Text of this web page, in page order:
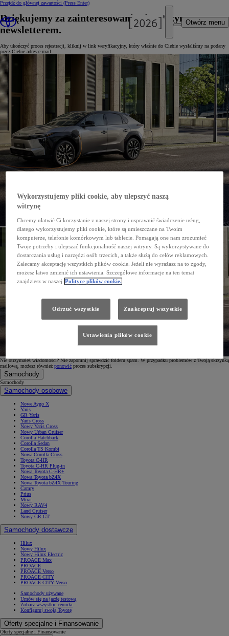
Przejdź do głównej zawartości (Press Enter)
Otwórz menu
Dziękujemy za zainteresowanie się naszym
newsletterem.
Aby ukończyć proces rejestracji, kliknij w link weryfikacyjny, który właśnie do Ciebie wysłaliśmy na podany
przez Ciebie adres e-mail.
Nie otrzymałeś wiadomości? Nie zapomnij sprawdzić folderu spam. W przypadku problemów z Twoją skrzynką
mailową, możesz również ponowić proces subskrypcji.
Samochody
Samochody
Samochody osobowe
Nowe Aygo X
Yaris
GR Yaris
Yaris Cross
Nowy Yaris Cross
Nowy Urban Cruiser
Corolla Hatchback
Corolla Sedan
Corolla TS Kombi
Nowa Corolla Cross
Toyota C-HR
Toyota C-HR Plug-in
Nowa Toyota C-HR+
Nowa Toyota bZ4X
Nowa Toyota bZ4X Touring
Camry
Prius
Mirai
Nowy RAV4
Land Cruiser
Nowy GR GT
Samochody dostawcze
Hilux
Nowy Hilux
Nowy Hilux Electric
PROACE Max
PROACE
PROACE Verso
PROACE CITY
PROACE CITY Verso
Samochody używane
Umów się na jazdę testową
Zobacz wszystkie cenniki
Konfiguruj swoją Toyotę
Oferty specjalne i Finansowanie
Oferty specjalne i Finansowanie
Wykorzystujemy pliki cookie, aby ulepszyć naszą
witrynę
Chcemy ułatwić Ci korzystanie z naszej strony i usprawnić świadczenie usług,
dlatego wykorzystujemy pliki cookie, które są umieszczane na Twoim
komputerze, telefonie komórkowym lub tablecie. Pomagają one nam zrozumieć
Twoje potrzeby i ulepszać funkcjonalność naszej witryny. Są wykorzystywane do
dostarczania usług i narzędzi osób trzecich, a także służą do celów reklamowych.
Zalecamy akceptację wszystkich plików cookie. Jeżeli nie wyrażasz na to zgody,
możesz łatwo zmienić ich ustawienia. Szczegółowe informacje na ten temat
znajdziesz w naszej Polityce plików cookie.
Odrzuć wszystkie Zaakceptuj wszystkie
Ustawienia plików cookie